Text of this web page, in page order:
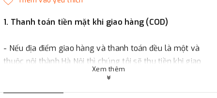
1. Thanh toán tiền mặt khi giao hàng (COD)
- Nếu địa điểm giao hàng và thanh toán đều là một và
thuộc nội thành Hà Nội thì chúng tôi sẽ thu tiền khi giao
hàng hoặc khách hàng đặt tiền trước một phần giá trị đơn
Xem thêm